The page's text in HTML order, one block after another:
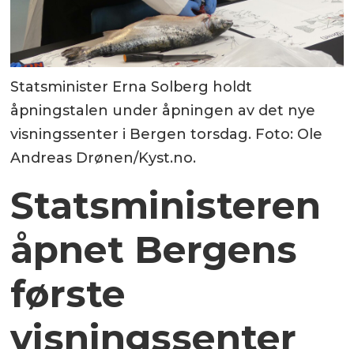
Statsminister Erna Solberg holdt
åpningstalen under åpningen av det nye
visningssenter i Bergen torsdag. Foto: Ole
Andreas Drønen/Kyst.no.
Statsministeren
åpnet Bergens
første
visningssenter